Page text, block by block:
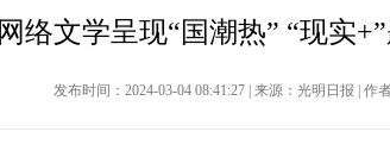
网络文学呈现“国潮热” “现实
发布时间：2024-03-04 08:41:27 | 来源：光明日报 | 作